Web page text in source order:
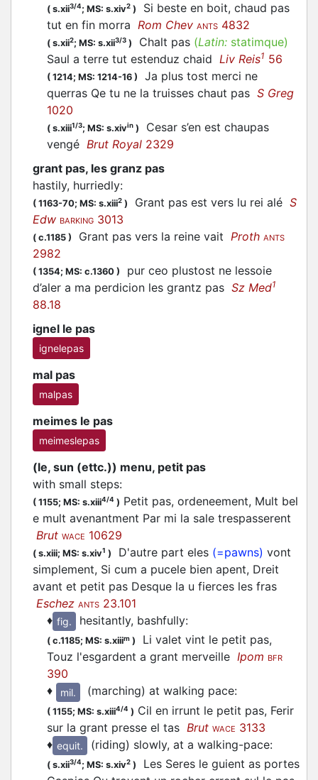
( s.xii3/4; MS: s.xiv2 )
Si beste en boit, chaud pas
tut en fin morra Rom Chev ANTS 4832
( s.xii2; MS: s.xii3/3 ) Chalt pas (Latin: statimque)
Saul a terre tut estenduz chaid Liv Reis1 56
( 1214; MS: 1214-16 )
Ja plus tost merci ne
querras Qe tu ne la truisses chaut pas S Greg
1020
( s.xiii1/3; MS: s.xivin )
Cesar s’en est chaupas
vengé Brut Royal 2329
grant pas, les granz pas
hastily, hurriedly:
( 1163-70; MS: s.xiii2 ) Grant pas est vers lu rei alé S
Edw BARKING 3013
( c.1185 ) Grant pas vers la reine vait Proth ANTS
2982
( 1354; MS: c.1360 )
pur ceo plustost ne lessoie
d’aler a ma perdicion les grantz pas Sz Med1
88.18
ignel le pas
ignelepas
mal pas
malpas
meimes le pas
meimeslepas
(le, sun (ettc.)) menu, petit pas
with small steps:
( 1155; MS: s.xiii4/4 ) Petit pas, ordeneement, Mult bel
e mult avenantment Par mi la sale trespasserent
Brut WACE 10629
( s.xiii; MS: s.xiv1 ) D'autre part eles (=pawns) vont
simplement, Si cum a pucele bien apent, Dreit
avant et petit pas Desque la u fierces les fras
Eschez ANTS 23.101
♦ fig. hesitantly, bashfully:
( c.1185; MS: s.xiiim )
Li valet vint le petit pas,
Touz l'esgardent a grant merveille Ipom BFR
390
♦
mil. (marching) at walking pace:
( 1155; MS: s.xiii4/4 ) Cil en irrunt le petit pas, Ferir
sur la grant presse el tas Brut WACE 3133
♦ equit. (riding) slowly, at a walking-pace:
( s.xii3/4; MS: s.xiv2 )
Les Seres le guient as portes